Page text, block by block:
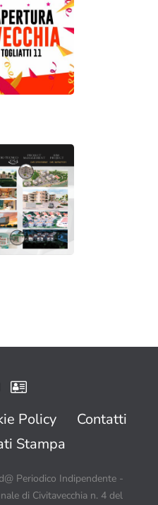
Policy
Contatti
Stampa
Periodico Indipendente -
di Civitavecchia n. 4 del